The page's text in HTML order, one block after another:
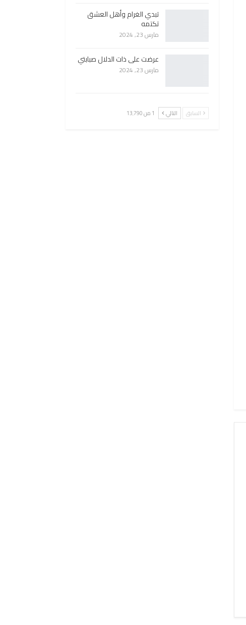
تبدي الغرام وأهل العشق
تكتمه
مارس 23, 2024
عرضت على ذات الدلال صبابتي
مارس 23, 2024
السابق التالي 1 من 13٬790